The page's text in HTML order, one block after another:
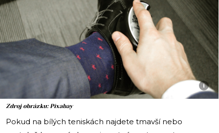
i
Zdroj obrázku: Pixabay
Pokud na bílých teniskách najdete tmavší nebo